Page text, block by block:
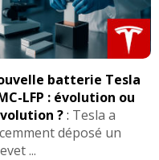
batterie Tesla
LFP : évolution ou
?: Tesla a
déposé un
...